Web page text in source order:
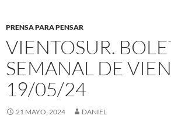
PRENSA PARA PENSAR
VIENTOSUR.
SEMANAL DE
19/05/24
21 MAYO, 2024 DANIEL